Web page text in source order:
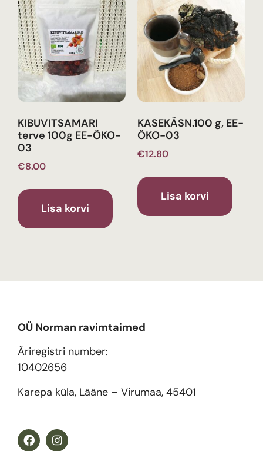
KIBUVITSAMARI
terve 100g EE-ÖKO-
03
€8.00
Lisa korvi
KASEKÄSN.100 g, EE-
ÖKO-03
€12.80
Lisa korvi
OÜ Norman ravimtaimed
Äriregistri number:
10402656
Karepa küla, Lääne – Virumaa, 45401